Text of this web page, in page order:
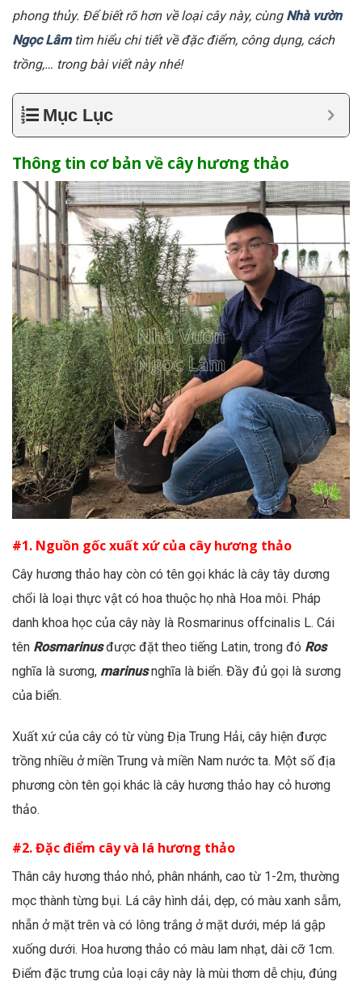
phong thủy. Để biết rõ hơn về loại cây này, cùng Nhà vườn
Ngọc Lâmtìm hiểu chi tiết về đặc điểm, công dụng, cách
trồng,… trong bài viết này nhé!
Mục Lục
Thông tin cơ bản về cây hương thảo
#1. Nguồn gốc xuất xứ của cây hương thảo
Cây hương thảo hay còn có tên gọi khác là cây tây dương
chổi là loại thực vật có hoa thuộc họ nhà Hoa môi. Pháp
danh khoa học của cây này là Rosmarinus offcinalis L. Cái
tên Rosmarinusđược đặt theo tiếng Latin, trong đó Ros
nghĩa là sương, marinusnghĩa là biển. Đầy đủ gọi là sương
của biển.
Xuất xứ của cây có từ vùng Địa Trung Hải, cây hiện được
trồng nhiều ở miền Trung và miền Nam nước ta. Một số địa
phương còn tên gọi khác là cây hương thảo hay cỏ hương
thảo.
#2. Đặc điểm cây và lá hương thảo
Thân cây hương thảo nhỏ, phân nhánh, cao từ 1-2m, thường
mọc thành từng bụi. Lá cây hình dải, dẹp, có màu xanh sẫm,
nhẵn ở mặt trên và có lông trắng ở mặt dưới, mép lá gập
xuống dưới. Hoa hương thảo có màu lam nhạt, dài cỡ 1cm.
Điểm đặc trưng của loại cây này là mùi thơm dễ chịu, đúng